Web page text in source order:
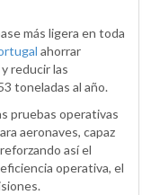
más ligera en toda
ahorrar
reducir las
toneladas al año.
pruebas operativas
aeronaves, capaz
así el
operativa, el